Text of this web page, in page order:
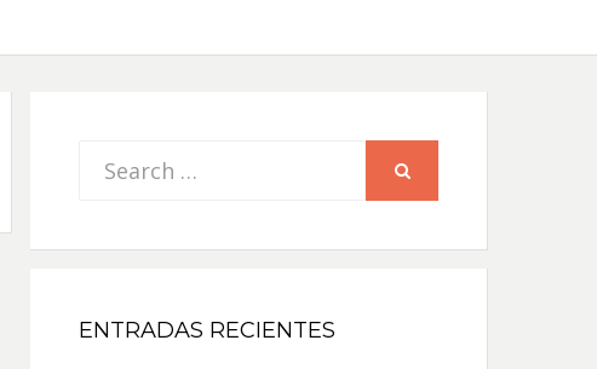
Search
ENTRADAS RECIENTES